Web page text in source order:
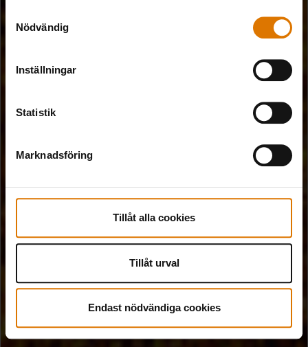
Nödvändig
Inställningar
Statistik
Marknadsföring
Tillåt alla cookies
Tillåt urval
Endast nödvändiga cookies